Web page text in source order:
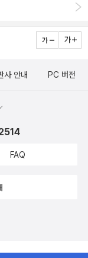
사 안내 PC 버전
FAQ